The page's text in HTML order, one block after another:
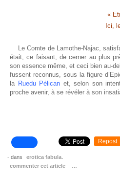
«
Ici,
Le Comte de Lamothe-Najac,
était, ce faisant, de cerner au plus
son essence même, et ceci bien au-
fussent reconnus, sous la figure
la Ruedu Pélican et, selon son
proche avenir, à se révéler à son
Repost
- dans
erotica fabula.
commenter cet article
…